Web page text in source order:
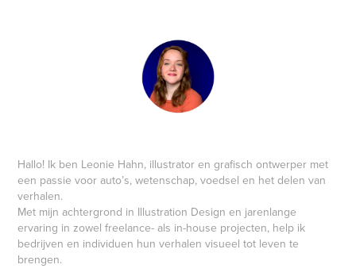
Hallo! Ik ben Leonie Hahn, illustrator en grafisch ontwerper met
een passie voor auto’s, wetenschap, voedsel en het delen van
verhalen.
Met mijn achtergrond in Illustration Design en jarenlange
ervaring in zowel freelance- als in-house projecten, help ik
bedrijven en individuen hun verhalen visueel tot leven te
brengen.